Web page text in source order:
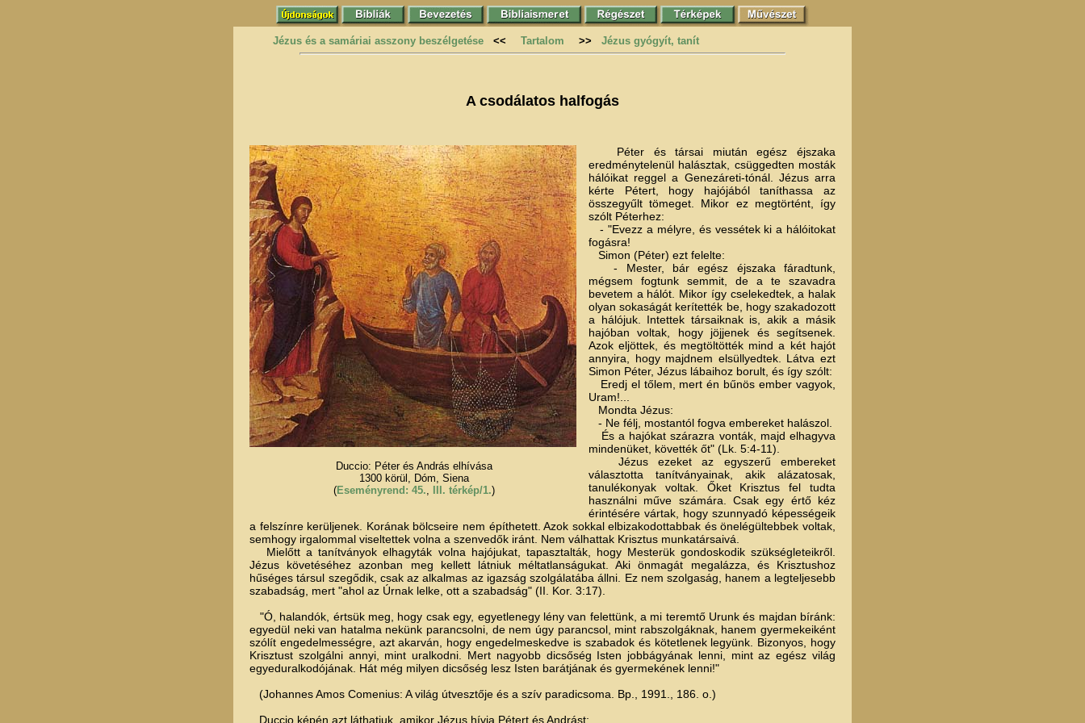
Jézus és a samáriai asszony beszélgetése << Tartalom >> Jézus gyógyít, tanít
A csodálatos halfogás
Duccio: Péter és András elhívása
1300 körül, Dóm, Siena
(Eseményrend: 45. III. térkép/1.)
Péter és társai miután egész éjszaka
eredménytelenül halásztak, csüggedten mosták
hálóikat reggel a Genezáreti-tónál. Jézus arra
kérte Pétert, hogy hajójából taníthassa az
összegyűlt tömeget. Mikor ez megtörtént, így
szólt Péterhez:
- "Evezz a mélyre, és vessétek ki a hálóitokat
fogásra!
Simon (Péter) ezt felelte:
- Mester, bár egész éjszaka fáradtunk,
mégsem fogtunk semmit, de a te szavadra
bevetem a hálót. Mikor így cselekedtek, a halak
olyan sokaságát kerítették be, hogy szakadozott
a hálójuk. Intettek társaiknak is, akik a másik
hajóban voltak, hogy jöjjenek és segítsenek.
Azok eljöttek, és megtöltötték mind a két hajót
annyira, hogy majdnem elsüllyedtek. Látva ezt
Simon Péter, Jézus lábaihoz borult, és így szólt:
Eredj el tőlem, mert én bűnös ember vagyok,
Uram!...
Mondta Jézus:
- Ne félj, mostantól fogva embereket halászol.
És a hajókat szárazra vonták, majd elhagyva
mindenüket, követték őt" (Lk. 5:4-11).
Jézus ezeket az egyszerű embereket
választotta tanítványainak, akik alázatosak,
tanulékonyak voltak. Őket Krisztus fel tudta
használni műve számára. Csak egy értő kéz
érintésére vártak, hogy szunnyadó képességeik
a felszínre kerüljenek. Korának bölcseire nem építhetett. Azok sokkal elbizakodottabbak és önelégültebbek voltak,
semhogy irgalommal viseltettek volna a szenvedők iránt. Nem válhattak Krisztus munkatársaivá.
Mielőtt a tanítványok elhagyták volna hajójukat, tapasztalták, hogy Mesterük gondoskodik szükségleteikről.
Jézus követéséhez azonban meg kellett látniuk méltatlanságukat. Aki önmagát megalázza, és Krisztushoz
hűséges társul szegődik, csak az alkalmas az igazság szolgálatába állni. Ez nem szolgaság, hanem a legteljesebb
szabadság, mert "ahol az Úrnak lelke, ott a szabadság" (II. Kor. 3:17).
"Ó, halandók, értsük meg, hogy csak egy, egyetlenegy lény van felettünk, a mi teremtő Urunk és majdan bíránk:
egyedül neki van hatalma nekünk parancsolni, de nem úgy parancsol, mint rabszolgáknak, hanem gyermekeiként
szólít engedelmességre, azt akarván, hogy engedelmeskedve is szabadok és kötetlenek legyünk. Bizonyos, hogy
Krisztust szolgálni annyi, mint uralkodni. Mert nagyobb dicsőség Isten jobbágyának lenni, mint az egész világ
egyeduralkodójának. Hát még milyen dicsőség lesz Isten barátjának és gyermekének lenni!"
(Johannes Amos Comenius: A világ útvesztője és a szív paradicsoma. Bp., 1991., 186. o.)
Duccio képén azt láthatjuk, amikor Jézus hívja Pétert és Andrást: